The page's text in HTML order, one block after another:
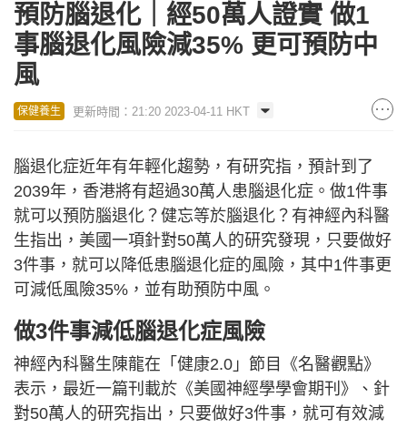
預防腦退化｜經50萬人證實 做1
事腦退化風險減35% 更可預防中
風
保健養生 更新時間：21:20 2023-04-11 HKT
腦退化症近年有年輕化趨勢，有研究指，預計到了
2039年，香港將有超過30萬人患腦退化症。做1件事
就可以預防腦退化？健忘等於腦退化？有神經內科醫
生指出，美國一項針對50萬人的研究發現，只要做好
3件事，就可以降低患腦退化症的風險，其中1件事更
可減低風險35%，並有助預防中風。
做3件事減低腦退化症風險
神經內科醫生陳龍在「健康2.0」節目《名醫觀點》
表示，最近一篇刊載於《美國神經學學會期刊》、針
對50萬人的研究指出，只要做好3件事，就可有效減